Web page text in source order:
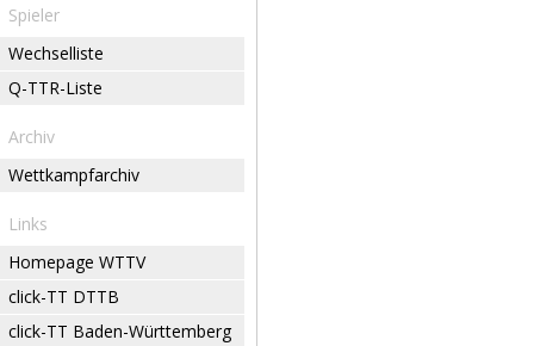
Spieler
Wechselliste
Q-TTR-Liste
Archiv
Wettkampfarchiv
Links
Homepage WTTV
click-TT DTTB
click-TT Baden-Württemberg